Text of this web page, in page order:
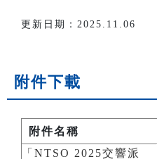
更新日期：2025.11.06
附件下載
附件名稱
「NTSO 2025交響派